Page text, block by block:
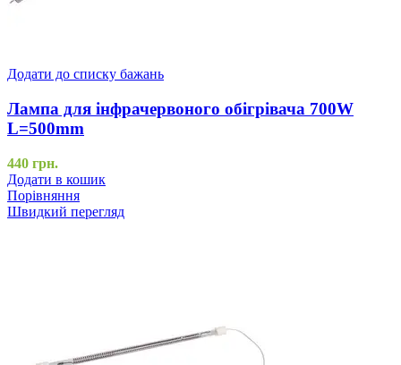
Додати до списку бажань
Лампа для інфрачервоного обігрівача 700W
L=500mm
440 грн.
Додати в кошик
Порівняння
Швидкий перегляд